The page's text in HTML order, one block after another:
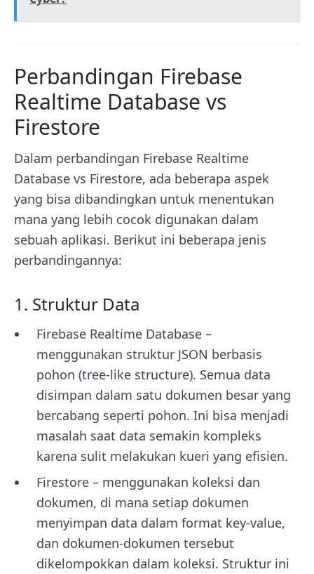
Perbandingan Firebase
Realtime Database vs
Firestore
Dalam perbandingan Firebase Realtime
Database vs Firestore, ada beberapa aspek
yang bisa dibandingkan untuk menentukan
mana yang lebih cocok digunakan dalam
sebuah aplikasi. Berikut ini beberapa jenis
perbandingannya:
1. Struktur Data
Firebase Realtime Database –
menggunakan struktur JSON berbasis
pohon (tree-like structure). Semua data
disimpan dalam satu dokumen besar yang
bercabang seperti pohon. Ini bisa menjadi
masalah saat data semakin kompleks
karena sulit melakukan kueri yang efisien.
Firestore – menggunakan koleksi dan
dokumen, di mana setiap dokumen
menyimpan data dalam format key-value,
dan dokumen-dokumen tersebut
dikelompokkan dalam koleksi. Struktur ini